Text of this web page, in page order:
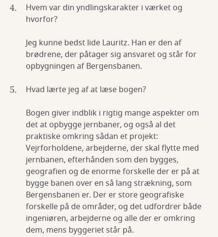
Hvem var din yndlingskarakter i værket og
hvorfor?
Jeg kunne bedst lide Lauritz. Han er den af
brødrene, der påtager sig ansvaret og står for
opbygningen af Bergensbanen.
Hvad lærte jeg af at læse bogen?
Bogen giver indblik i rigtig mange aspekter om
det at opbygge jernbaner, og også al det
praktiske omkring sådan et projekt:
Vejrforholdene, arbejderne, der skal flytte med
jernbanen, efterhånden som den bygges,
geografien og de enorme forskelle der er på at
bygge banen over en så lang strækning, som
Bergensbanen er. Der er store geografiske
forskelle på de områder, og det udfordrer både
ingeniøren, arbejderne og alle der er omkring
dem, mens byggeriet står på.